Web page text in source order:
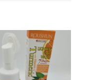
–
pour
Required fields are